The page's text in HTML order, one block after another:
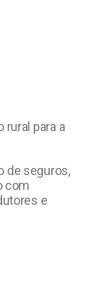
rural para a
de seguros,
com
e